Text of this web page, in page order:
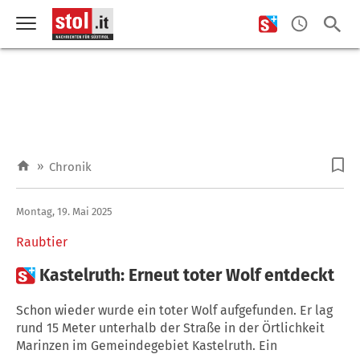
» Chronik
Raubtier
Montag, 19. Mai 2025
 Kastelruth: Erneut toter Wolf entdeckt
Schon wieder wurde ein toter Wolf aufgefunden. Er lag
rund 15 Meter unterhalb der Straße in der Örtlichkeit
Marinzen im Gemeindegebiet Kastelruth. Ein